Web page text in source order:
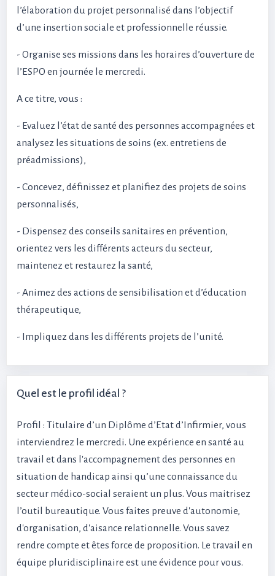
l’élaboration du projet personnalisé dans l’objectif
d’une insertion sociale et professionnelle réussie.
- Organise ses missions dans les horaires d’ouverture de
l’ESPO en journée le mercredi.
A ce titre, vous :
- Evaluez l’état de santé des personnes accompagnées et
analysez les situations de soins (ex. entretiens de
préadmissions),
- Concevez, définissez et planifiez des projets de soins
personnalisés,
- Dispensez des conseils sanitaires en prévention,
orientez vers les différents acteurs du secteur,
maintenez et restaurez la santé,
- Animez des actions de sensibilisation et d’éducation
thérapeutique,
- Impliquez dans les différents projets de l’unité.
Quel est le profil idéal ?
Profil : Titulaire d’un Diplôme d’Etat d’Infirmier, vous
interviendrez le mercredi. Une expérience en santé au
travail et dans l'accompagnement des personnes en
situation de handicap ainsi qu’une connaissance du
secteur médico-social seraient un plus. Vous maitrisez
l’outil bureautique. Vous faites preuve d'autonomie,
d'organisation, d'aisance relationnelle. Vous savez
rendre compte et êtes force de proposition. Le travail en
équipe pluridisciplinaire est une évidence pour vous.